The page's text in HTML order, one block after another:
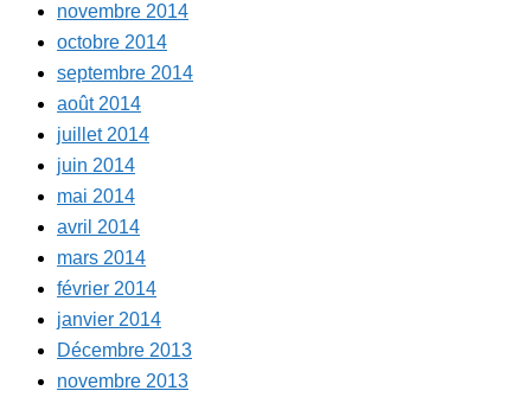
novembre 2014
octobre 2014
septembre 2014
août 2014
juillet 2014
juin 2014
mai 2014
avril 2014
mars 2014
février 2014
janvier 2014
Décembre 2013
novembre 2013